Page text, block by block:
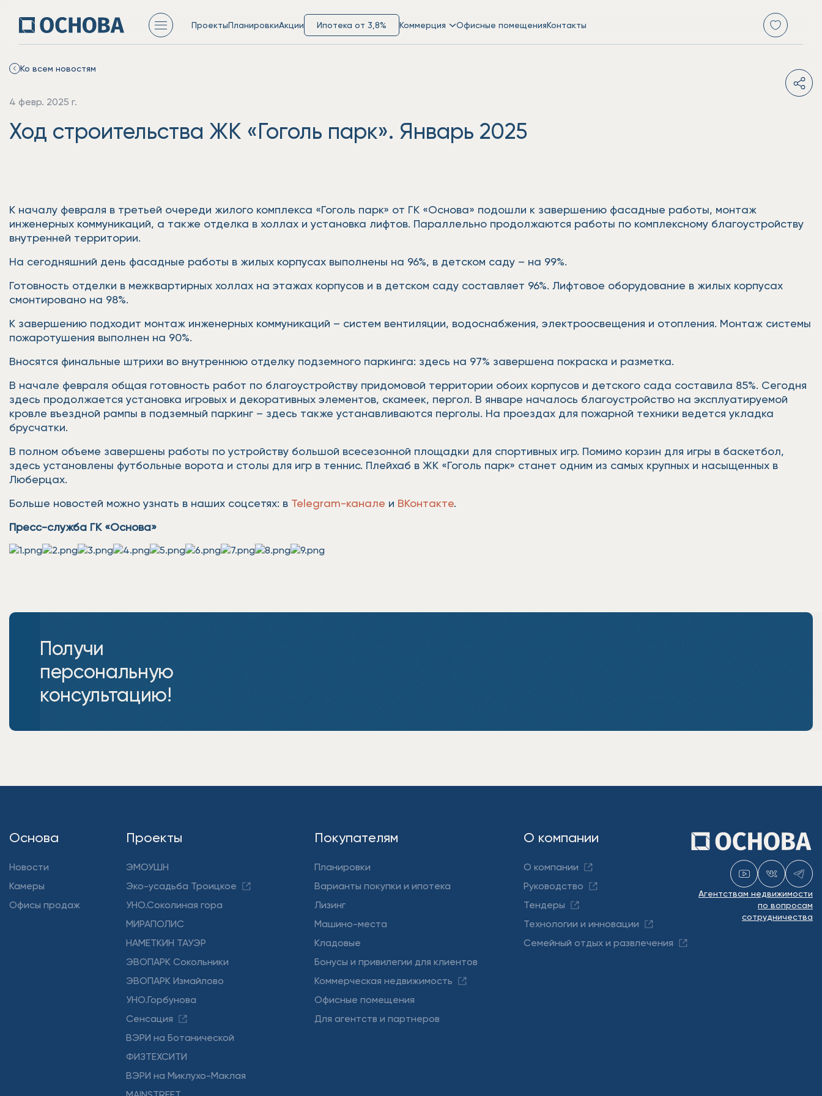
ПроектыПланировкиАкции Ипотека от 3,8% Коммерция Офисные помещенияКонтакты
Ко всем новостям
4 февр. 2025 г.
Ход строительства ЖК «Гоголь парк». Январь 2025
К началу февраля в третьей очереди жилого комплекса «Гоголь парк» от ГК «Основа» подошли к завершению фасадные работы, монтаж
инженерных коммуникаций, а также отделка в холлах и установка лифтов. Параллельно продолжаются работы по комплексному благоустройству
внутренней территории.
На сегодняшний день фасадные работы в жилых корпусах выполнены на 96%, в детском саду – на 99%.
Готовность отделки в межквартирных холлах на этажах корпусов и в детском саду составляет 96%. Лифтовое оборудование в жилых корпусах
смонтировано на 98%.
К завершению подходит монтаж инженерных коммуникаций – систем вентиляции, водоснабжения, электроосвещения и отопления. Монтаж системы
пожаротушения выполнен на 90%.
Вносятся финальные штрихи во внутреннюю отделку подземного паркинга: здесь на 97% завершена покраска и разметка.
В начале февраля общая готовность работ по благоустройству придомовой территории обоих корпусов и детского сада составила 85%. Сегодня
здесь продолжается установка игровых и декоративных элементов, скамеек, пергол. В январе началось благоустройство на эксплуатируемой
кровле въездной рампы в подземный паркинг – здесь также устанавливаются перголы. На проездах для пожарной техники ведется укладка
брусчатки.
В полном объеме завершены работы по устройству большой всесезонной площадки для спортивных игр. Помимо корзин для игры в баскетбол,
здесь установлены футбольные ворота и столы для игр в теннис. Плейхаб в ЖК «Гоголь парк» станет одним из самых крупных и насыщенных в
Люберцах.
Больше новостей можно узнать в наших соцсетях: в Telegram-канале и ВКонтакте.
Пресс-служба ГК «Основа»
Получи
персональную
консультацию!
Основа
Новости
Камеры
Офисы продаж
Проекты
ЭМОУШН
Эко-усадьба Троицкое
УНО.Соколиная гора
МИРАПОЛИС
НАМЕТКИН ТАУЭР
ЭВОПАРК Сокольники
ЭВОПАРК Измайлово
УНО.Горбунова
Сенсация
ВЭРИ на Ботанической
ФИЗТЕХСИТИ
ВЭРИ на Миклухо-Маклая
Покупателям
Планировки
Варианты покупки и ипотека
Лизинг
Машино-места
Кладовые
Бонусы и привилегии для клиентов
Коммерческая недвижимость
Офисные помещения
Для агентств и партнеров
О компании
О компании
Руководство
Тендеры
Технологии и инновации
Семейный отдых и развлечения
Агентствам недвижимости
по вопросам
сотрудничества